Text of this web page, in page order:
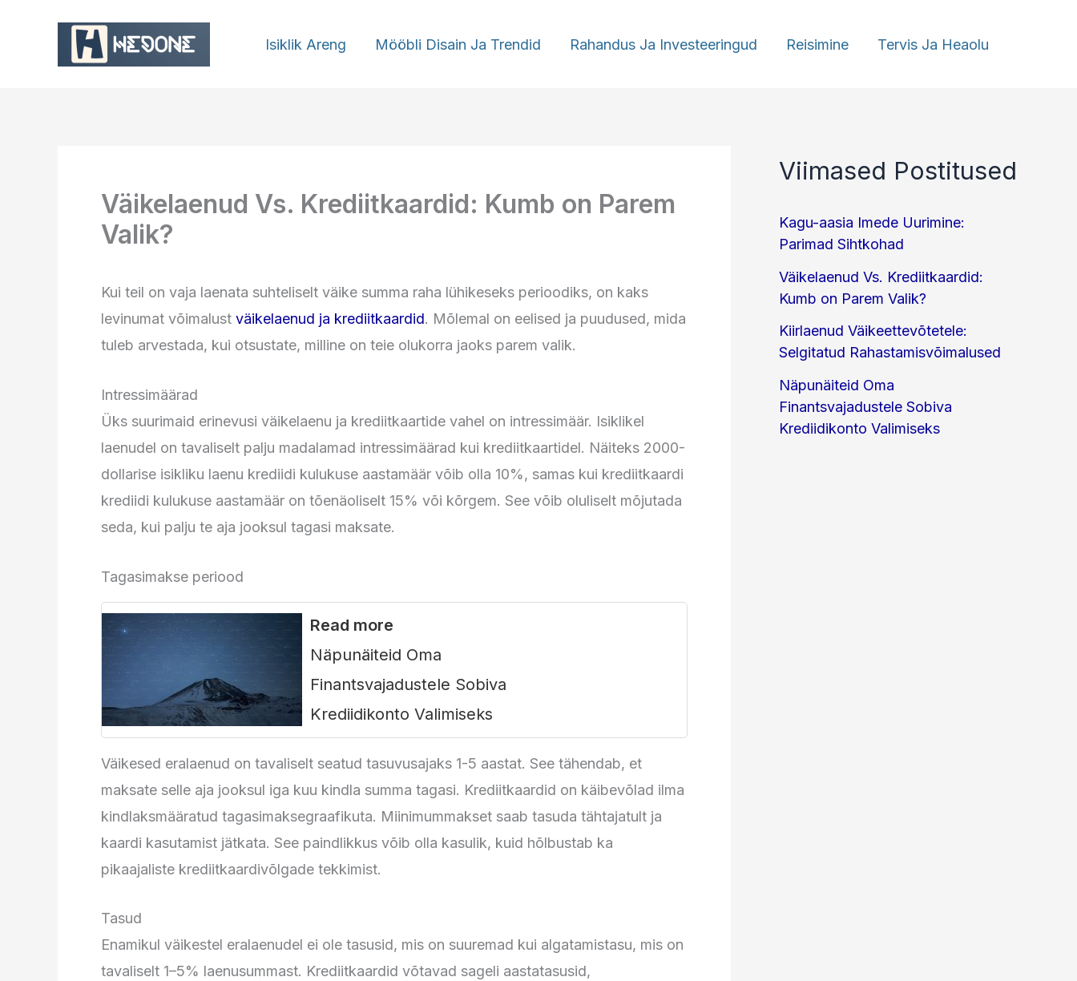
Isiklik Areng Mööbli Disain Ja Trendid Rahandus Ja Investeeringud Reisimine Tervis Ja Heaolu
Väikelaenud Vs. Krediitkaardid: Kumb on Parem
Valik?
Kui teil on vaja laenata suhteliselt väike summa raha lühikeseks perioodiks, on kaks
levinumat võimalust väikelaenud ja krediitkaardid. Mõlemal on eelised ja puudused, mida
tuleb arvestada, kui otsustate, milline on teie olukorra jaoks parem valik.
Intressimäärad
Üks suurimaid erinevusi väikelaenu ja krediitkaartide vahel on intressimäär. Isiklikel
laenudel on tavaliselt palju madalamad intressimäärad kui krediitkaartidel. Näiteks 2000-
dollarise isikliku laenu krediidi kulukuse aastamäär võib olla 10%, samas kui krediitkaardi
krediidi kulukuse aastamäär on tõenäoliselt 15% või kõrgem. See võib oluliselt mõjutada
seda, kui palju te aja jooksul tagasi maksate.
Tagasimakse periood
Read more
Näpunäiteid Oma
Finantsvajadustele Sobiva
Krediidikonto Valimiseks
Väikesed eralaenud on tavaliselt seatud tasuvusajaks 1-5 aastat. See tähendab, et
maksate selle aja jooksul iga kuu kindla summa tagasi. Krediitkaardid on käibevõlad ilma
kindlaksmääratud tagasimaksegraafikuta. Miinimummakset saab tasuda tähtajatult ja
kaardi kasutamist jätkata. See paindlikkus võib olla kasulik, kuid hõlbustab ka
pikaajaliste krediitkaardivõlgade tekkimist.
Tasud
Enamikul väikestel eralaenudel ei ole tasusid, mis on suuremad kui algatamistasu, mis on
tavaliselt 1–5% laenusummast. Krediitkaardid võtavad sageli aastatasusid,
Viimased Postitused
Kagu-aasia Imede Uurimine:
Parimad Sihtkohad
Väikelaenud Vs. Krediitkaardid:
Kumb on Parem Valik?
Kiirlaenud Väikeettevõtetele:
Selgitatud Rahastamisvõimalused
Näpunäiteid Oma
Finantsvajadustele Sobiva
Krediidikonto Valimiseks